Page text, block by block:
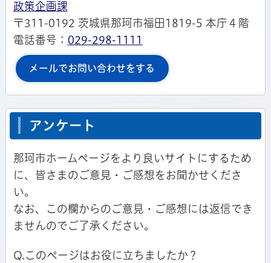
政策企画課
〒311-0192 茨城県那珂市福田1819-5 本庁４階
電話番号： 029-298-1111
メールでお問い合わせをする
アンケート
那珂市ホームページをより良いサイトにするため
に、皆さまのご意見・ご感想をお聞かせくださ
い。
なお、この欄からのご意見・ご感想には返信でき
ませんのでご了承ください。
Q.このページはお役に立ちましたか？